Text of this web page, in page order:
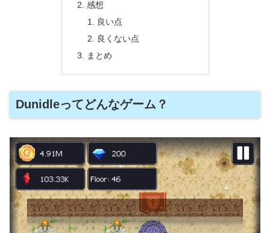
感想
良い点
良くない点
まとめ
Dunidleってどんなゲーム？